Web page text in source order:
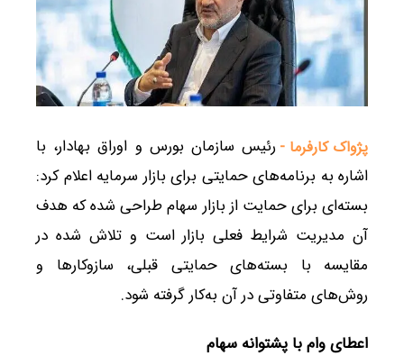
پژواک کارفرما - رئیس سازمان بورس و اوراق بهادار، با
اشاره به برنامه‌های حمایتی برای بازار سرمایه اعلام کرد:
بسته‌ای برای حمایت از بازار سهام طراحی شده که هدف
آن مدیریت شرایط فعلی بازار است و تلاش شده در
مقایسه با بسته‌های حمایتی قبلی، سازوکارها و
روش‌های متفاوتی در آن به‌کار گرفته شود.
اعطای وام با پشتوانه سهام